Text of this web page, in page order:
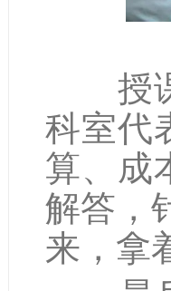
授课
科室代
算、成
解答，
来，拿